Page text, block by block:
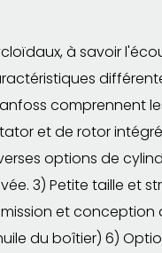
à savoir
comprennent
stator et de rotor
options de
3) Petite taille et
et conception
du boîtier) 6)